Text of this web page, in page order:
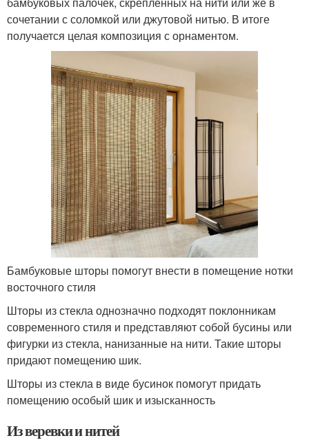
сочетании с соломкой или джутовой нитью. В итоге
получается целая композиция с орнаментом.
Бамбуковые шторы помогут внести в помещение нотки
восточного стиля
Шторы из стекла однозначно подходят поклонникам
современного стиля и представляют собой бусины или
фигурки из стекла, нанизанные на нити. Такие шторы
придают помещению шик.
Шторы из стекла в виде бусинок помогут придать
помещению особый шик и изысканность
Из веревки и нитей